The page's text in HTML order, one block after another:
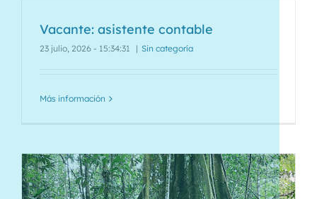
Vacante: asistente contable
23 julio, 2026 - 15:34:31 | Sin categoría
Más información